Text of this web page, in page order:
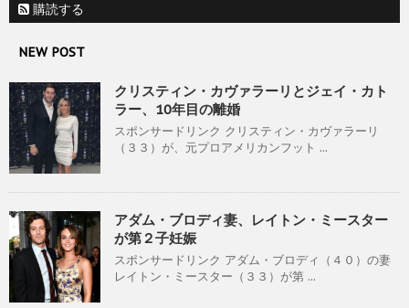
購読する
NEW POST
クリスティン・カヴァラーリとジェイ・カト
ラー、10年目の離婚
スポンサードリンク クリスティン・カヴァラーリ
（３３）が、元プロアメリカンフット ...
アダム・ブロディ妻、レイトン・ミースター
が第２子妊娠
スポンサードリンク アダム・ブロディ（４０）の妻
レイトン・ミースター（３３）が第 ...